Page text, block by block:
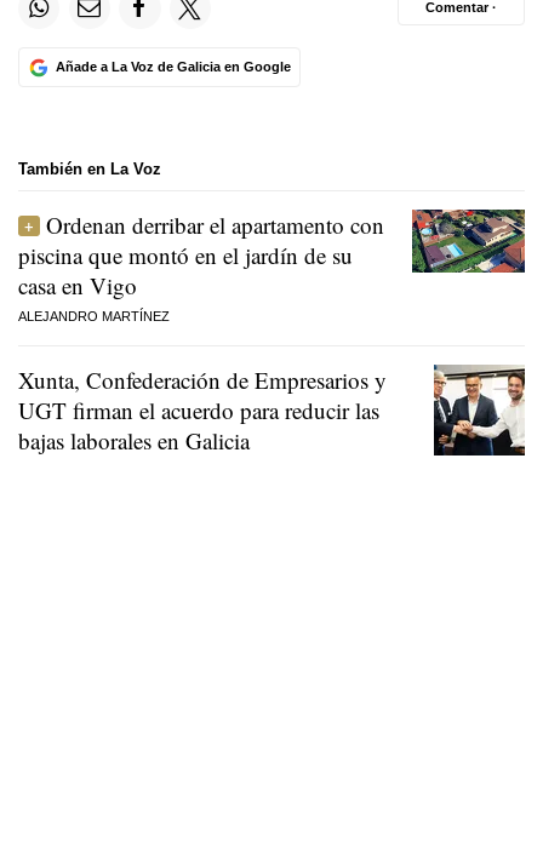
Añade a La Voz de Galicia en Google
Comentar ·
También en La Voz
Ordenan derribar el apartamento con
piscina que montó en el jardín de su
casa en Vigo
ALEJANDRO MARTÍNEZ
Xunta, Confederación de Empresarios y
UGT firman el acuerdo para reducir las
bajas laborales en Galicia